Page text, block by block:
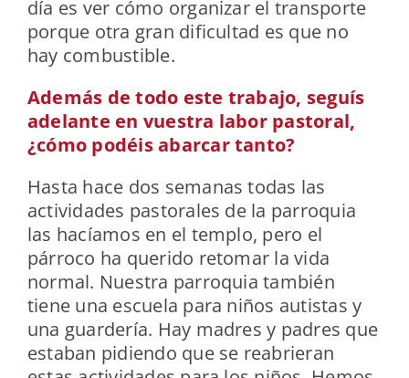
día es ver cómo organizar el transporte
porque otra gran dificultad es que no
hay combustible.
Además de todo este trabajo, seguís
adelante en vuestra labor pastoral,
¿cómo podéis abarcar tanto?
Hasta hace dos semanas todas las
actividades pastorales de la parroquia
las hacíamos en el templo, pero el
párroco ha querido retomar la vida
normal. Nuestra parroquia también
tiene una escuela para niños autistas y
una guardería. Hay madres y padres que
estaban pidiendo que se reabrieran